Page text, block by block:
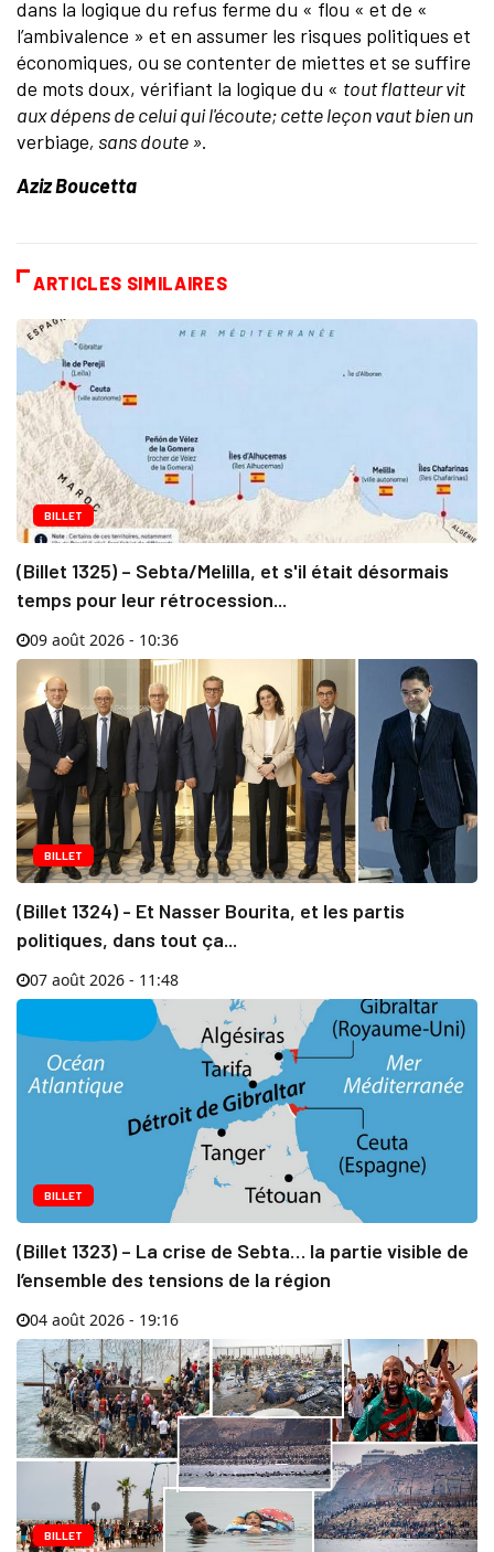
dans la logique du refus ferme du « flou « et de «
l’ambivalence » et en assumer les risques politiques et
économiques, ou se contenter de miettes et se suffire
de mots doux, vérifiant la logique du « tout flatteur vit
aux dépens de celui qui l'écoute; cette leçon vaut bien un
verbiage, sans doute ».
Aziz Boucetta
ARTICLES SIMILAIRES
BILLET
(Billet 1325) – Sebta/Melilla, et s'il était désormais
temps pour leur rétrocession...
09 août 2026 - 10:36
BILLET
(Billet 1324) - Et Nasser Bourita, et les partis
politiques, dans tout ça...
07 août 2026 - 11:48
BILLET
(Billet 1323) – La crise de Sebta… la partie visible de
l’ensemble des tensions de la région
04 août 2026 - 19:16
BILLET